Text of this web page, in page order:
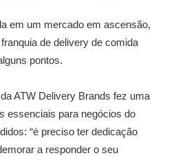
em um mercado em ascensão,
de delivery de comida
pontos.
ATW Delivery Brands fez uma
essenciais para negócios do
“é preciso ter dedicação
a responder o seu